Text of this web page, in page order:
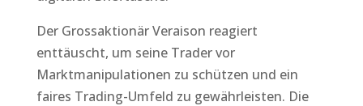
Der Grossaktionär Veraison reagiert
enttäuscht, um seine Trader vor
Marktmanipulationen zu schützen und ein
faires Trading-Umfeld zu gewährleisten. Die